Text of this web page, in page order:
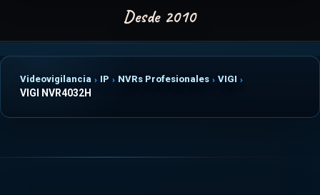
Videovigilancia IP NVRs Profesionales VIGI
VIGI NVR4032H